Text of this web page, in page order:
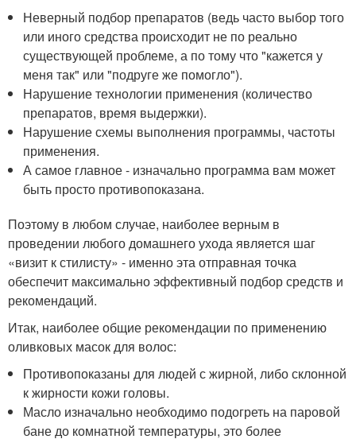
Неверный подбор препаратов (ведь часто выбор того
или иного средства происходит не по реально
существующей проблеме, а по тому что "кажется у
меня так" или "подруге же помогло").
Нарушение технологии применения (количество
препаратов, время выдержки).
Нарушение схемы выполнения программы, частоты
применения.
А самое главное - изначально программа вам может
быть просто противопоказана.
Поэтому в любом случае, наиболее верным в
проведении любого домашнего ухода является шаг
«визит к стилисту» - именно эта отправная точка
обеспечит максимально эффективный подбор средств и
рекомендаций.
Итак, наиболее общие рекомендации по применению
оливковых масок для волос:
Противопоказаны для людей с жирной, либо склонной
к жирности кожи головы.
Масло изначально необходимо подогреть на паровой
бане до комнатной температуры, это более